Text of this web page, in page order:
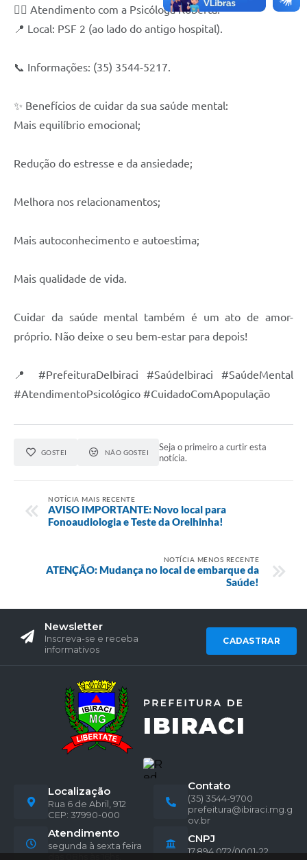
👩‍⚕️ Atendimento com a Psicóloga Roberta:
📍 Local: PSF 2 (ao lado do antigo hospital).
📞 Informações: (35) 3544-5217.
✨ Benefícios de cuidar da sua saúde mental:
Mais equilíbrio emocional;
Redução do estresse e da ansiedade;
Melhora nos relacionamentos;
Mais autoconhecimento e autoestima;
Mais qualidade de vida.
Cuidar da saúde mental também é um ato de amor-
próprio. Não deixe o seu bem-estar para depois!
📍 #PrefeituraDeIbiraci #SaúdeIbiraci #SaúdeMental
#AtendimentoPsicológico #CuidadoComApopulação
GOSTEI NÃO GOSTEI
Seja o primeiro a curtir esta
notícia.
NOTÍCIA MAIS RECENTE
AVISO IMPORTANTE: Novo local para
Fonoaudiologia e Teste da Orelhinha!
NOTÍCIA MENOS RECENTE
ATENÇÃO: Mudança no local de embarque da
Saúde!
Newsletter
Inscreva-se e receba
informativos
CADASTRAR
Localização
Rua 6 de Abril, 912
CEP: 37990-000
Contato
(35) 3544-9700
prefeitura@ibiraci.mg.g
ov.br
Atendimento
segunda à sexta feira
das 08hs às 16hs.
CNPJ
17.894.072/0001-22